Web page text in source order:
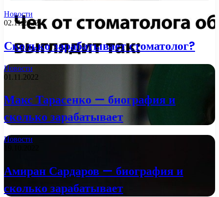
Новости
02.11.2022
Сколько зарабатывает стоматолог?
Новости
01.11.2022
Макс Тарасенко — биография и
сколько зарабатывает
Новости
Амиран Сардаров — биография и
сколько зарабатывает